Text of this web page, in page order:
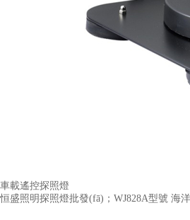
車載遙控探照燈
恒盛照明探照燈批發(fā)；WJ828A型號 海